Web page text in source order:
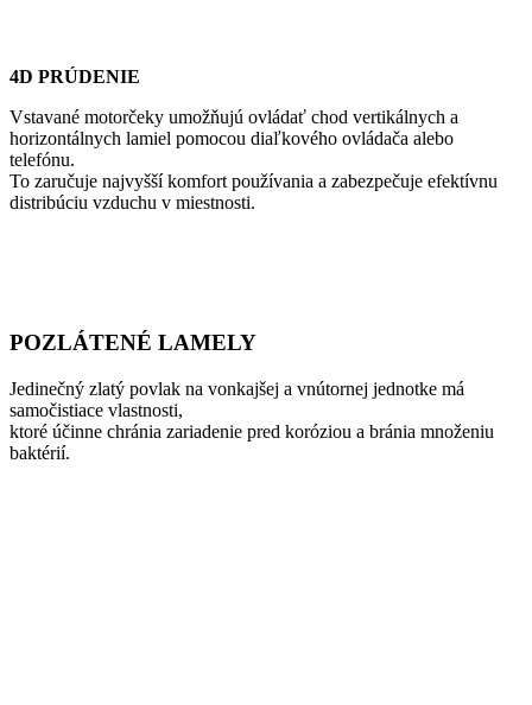
4D PRÚDENIE
Vstavané motorčeky umožňujú ovládať chod vertikálnych a
horizontálnych lamiel pomocou diaľkového ovládača alebo
telefónu.
To zaručuje najvyšší komfort používania a zabezpečuje efektívnu
distribúciu vzduchu v miestnosti.
POZLÁTENÉ LAMELY
Jedinečný zlatý povlak na vonkajšej a vnútornej jednotke má
samočistiace vlastnosti,
ktoré účinne chránia zariadenie pred koróziou a bránia množeniu
baktérií.